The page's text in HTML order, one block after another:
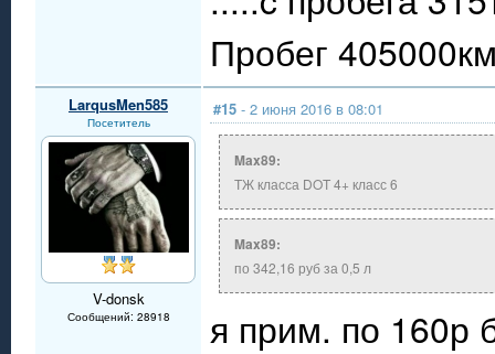
Пробег
LarqusMen585
Посетитель
V-donsk
Сообщений: 28918
#15 - 2 июня 2016 в 08:01
Max89:
ТЖ класса DOT 4+ класс 6
Max89:
по 342,16 руб за 0,5 л
я прим. по 160р